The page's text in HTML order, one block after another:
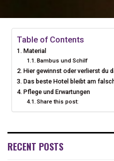
Table of Contents
Material
Bambus und Schilf
Hier gewinnst oder verlierst du
Das beste Hotel bleibt am
Pflege und Erwartungen
Share this post:
RECENT POSTS